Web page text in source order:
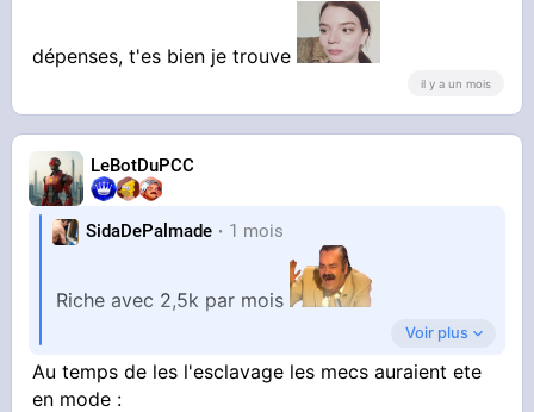
dépenses, t'es bien je trouve
il y a un mois
LeBotDuPCC
SidaDePalmade 1 mois
Riche avec 2,5k par mois
L’état de délabrement de ce pays bordel
Voir plus
Au temps de les l'esclavage les mecs auraient ete
en mode :